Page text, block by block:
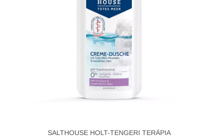
SALTHOUSE HOLT-TENGERI TERÁPIA